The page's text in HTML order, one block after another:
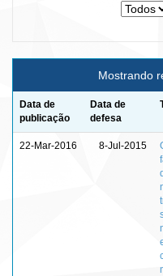
Mostrando
Data de
publicação
Data de
defesa
22-Mar-2016 8-Jul-2015